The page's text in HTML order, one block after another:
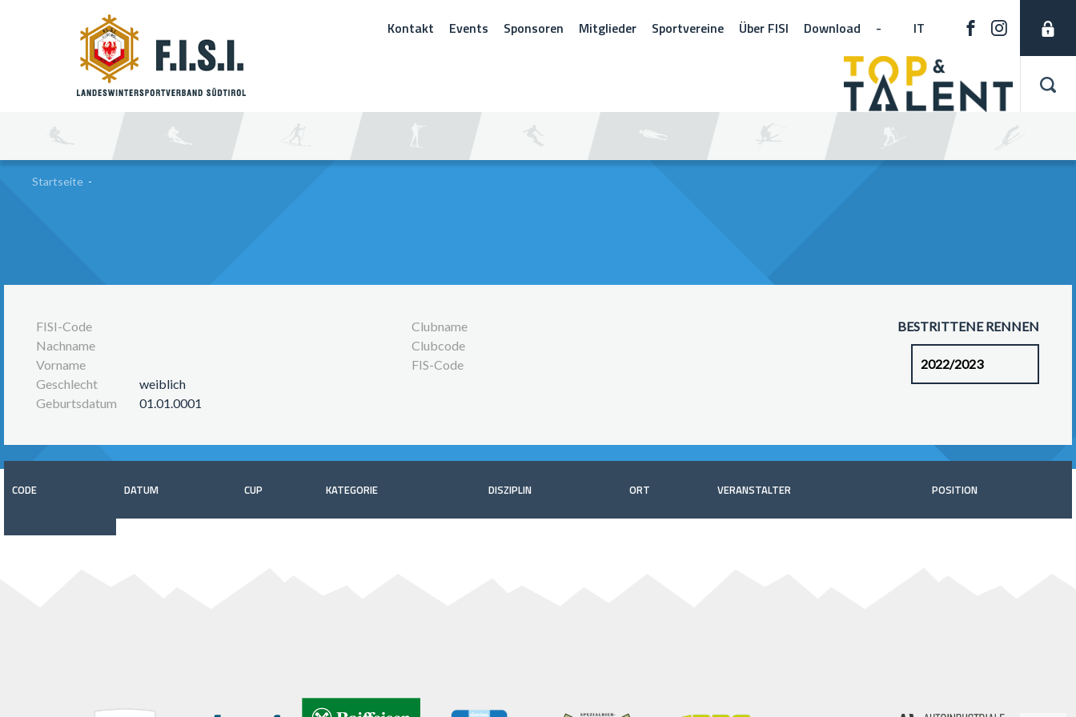
Kontakt Events Sponsoren Mitglieder Sportvereine Über FISI Download - IT
Startseite -
FISI-Code
Nachname
Vorname
Geschlecht
weiblich
Geburtsdatum
01.01.0001
Clubname
Clubcode
FIS-Code
BESTRITTENE RENNEN
CODE DATUM CUP KATEGORIE DISZIPLIN ORT VERANSTALTER POSITION